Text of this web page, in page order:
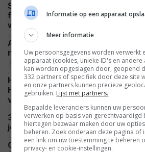
Scandinavische misdaadthriller
fantasyserie gebaseerd op spel
worden en scifi-serie komt terug
Al deze 64 films brachten
miljard dollar op: van 'Avatar' tot
NIEUWS
Hij moest dé schurk spelen in
Homecoming', maar weigerde: "Ik
vakantie"
FEATURED
3 dikke aanraders die nu
je avond flink wat kleur geven
Guy Ritchie's nieuwste
Informatie op een apparaat
Meer informatie
Uw persoonsgegevens worden verwerkt
apparaat (cookies, unieke ID's en
kan worden opgeslagen door, geopend
332 partners of specifiek door deze site
en onze partners kunnen precieze
gebruiken. Lijst met partners.
Bepaalde leveranciers kunnen uw
verwerken op basis van gerechtvaardigd
hiertegen bezwaar maken door uw
beheren. Zoek onderaan deze pagina of
een link om uw toestemming te beheren
privacy- en cookie-instellingen.